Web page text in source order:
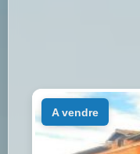
a vendre